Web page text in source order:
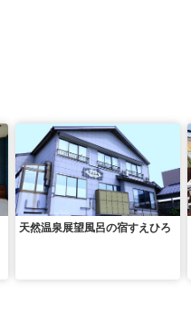
天然温泉展望風呂の宿すえひろ